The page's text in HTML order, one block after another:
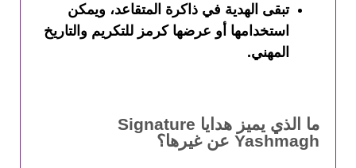
تبقى الهدية في ذاكرة المتقاعد، ويمكن
استخدامها أو عرضها كرمز للتكريم والتاريخ
المهني.
ما الذي يميز هدايا Signature
Yashmagh عن غيرها؟